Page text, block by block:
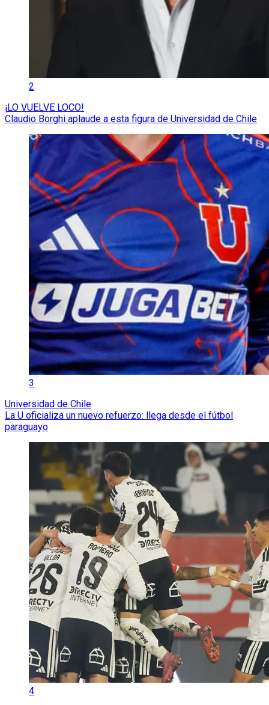
2
¡LO VUELVE LOCO!
Claudio Borghi aplaude a esta figura de Universidad de Chile
3
Universidad de Chile
La U oficializa un nuevo refuerzo: llega desde el fútbol
paraguayo
4